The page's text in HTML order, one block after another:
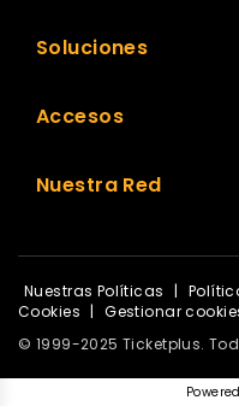
Soluciones
Accesos
Nuestra Red
Nuestras Políticas |
Cookies |
Gestionar
© 1999-2025 Ticketplus.